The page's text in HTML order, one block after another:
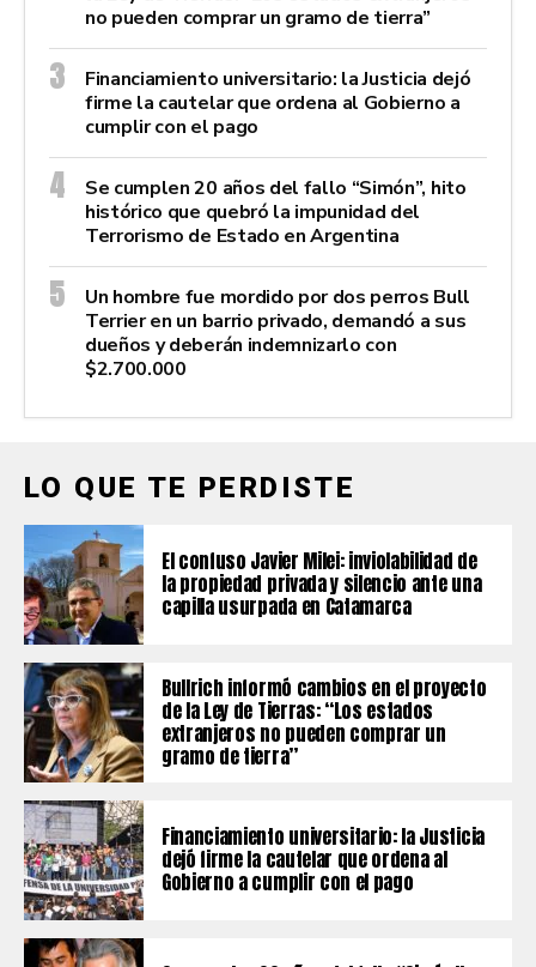
no pueden comprar un gramo de tierra”
Financiamiento universitario: la Justicia dejó
firme la cautelar que ordena al Gobierno a
cumplir con el pago
Se cumplen 20 años del fallo “Simón”, hito
histórico que quebró la impunidad del
Terrorismo de Estado en Argentina
Un hombre fue mordido por dos perros Bull
Terrier en un barrio privado, demandó a sus
dueños y deberán indemnizarlo con
$2.700.000
LO QUE TE PERDISTE
El confuso Javier Milei: inviolabilidad de
la propiedad privada y silencio ante una
capilla usurpada en Catamarca
Bullrich informó cambios en el proyecto
de la Ley de Tierras: “Los estados
extranjeros no pueden comprar un
gramo de tierra”
Financiamiento universitario: la Justicia
dejó firme la cautelar que ordena al
Gobierno a cumplir con el pago